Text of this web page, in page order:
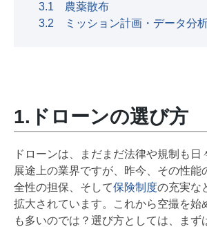
3.1 農薬散布
3.2 ミッション計画・データ分
1.ドローンの選び方
ドローンは、まだまだ法律や規制も日
展途上の業界ですが、昨今、その性能
全性の担保、そして保険制度の充実な
拡大されています。これから空撮を始
も多いのでは？選び方としては、まず